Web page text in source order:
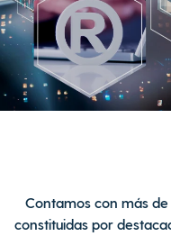
Contamos con más
constituidas por